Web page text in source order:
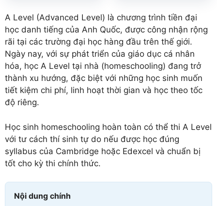
A Level (Advanced Level) là chương trình tiền đại
học danh tiếng của Anh Quốc, được công nhận rộng
rãi tại các trường đại học hàng đầu trên thế giới.
Ngày nay, với sự phát triển của giáo dục cá nhân
hóa, học A Level tại nhà (homeschooling) đang trở
thành xu hướng, đặc biệt với những học sinh muốn
tiết kiệm chi phí, linh hoạt thời gian và học theo tốc
độ riêng.
Học sinh homeschooling hoàn toàn có thể thi A Level
với tư cách thí sinh tự do nếu được học đúng
syllabus của Cambridge hoặc Edexcel và chuẩn bị
tốt cho kỳ thi chính thức.
Nội dung chính